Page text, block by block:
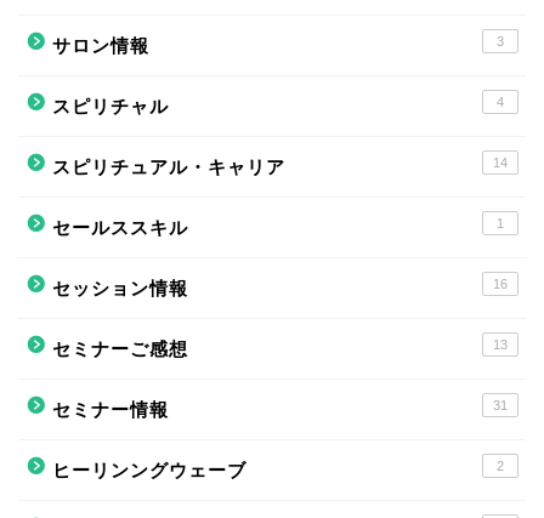
サロン情報 3
スピリチャル 4
スピリチュアル・キャリア 14
セールススキル 1
セッション情報 16
セミナーご感想 13
セミナー情報 31
ヒーリンングウェーブ 2